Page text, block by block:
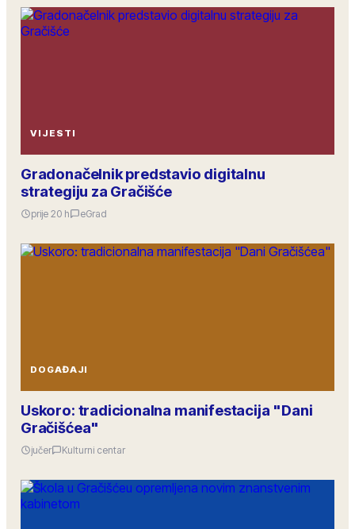
VIJESTI
Gradonačelnik predstavio digitalnu
strategiju za Gračišće
prije 20 h eGrad
DOGAĐAJI
Uskoro: tradicionalna manifestacija "Dani
Gračišćea"
jučer Kulturni centar